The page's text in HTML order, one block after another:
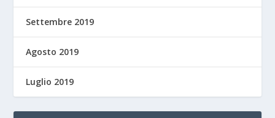
Settembre 2019
Agosto 2019
Luglio 2019